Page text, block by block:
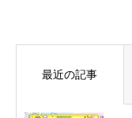
最近の記事